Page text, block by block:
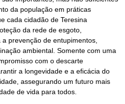
da população em práticas
cada cidadão de Teresina
da rede de esgoto,
prevenção de entupimentos,
ambiental. Somente com uma
com o descarte
a longevidade e a eficácia do
assegurando um futuro mais
de vida para todos.